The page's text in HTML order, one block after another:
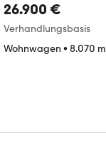
26.900 €
Verhandlungsbasis
Wohnwagen • 8.070